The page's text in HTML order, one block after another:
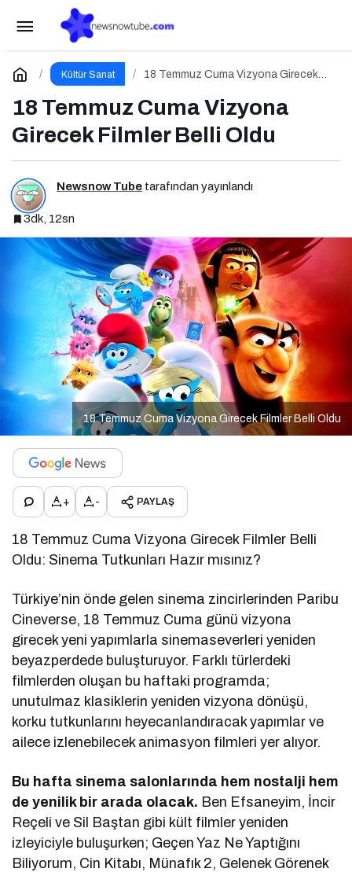
Kültür Sanat
18 Temmuz Cuma Vizyona Girecek
18 Temmuz Cuma Vizyona
Girecek Filmler Belli Oldu
Newsnow Tube tarafından yayınlandı
3dk, 12sn
18 Temmuz Cuma Vizyona Girecek Filmler Belli Oldu
+ - PAYLAŞ
18 Temmuz Cuma Vizyona Girecek Filmler Belli
Oldu: Sinema Tutkunları Hazır mısınız?
Türkiye’nin önde gelen sinema zincirlerinden Paribu
Cineverse, 18 Temmuz Cuma günü vizyona
girecek yeni yapımlarla sinemaseverleri yeniden
beyazperdede buluşturuyor. Farklı türlerdeki
filmlerden oluşan bu haftaki programda;
unutulmaz klasiklerin yeniden vizyona dönüşü,
korku tutkunlarını heyecanlandıracak yapımlar ve
ailece izlenebilecek animasyon filmleri yer alıyor.
Bu hafta sinema salonlarında hem nostalji hem
de yenilik bir arada olacak. Ben Efsaneyim, İncir
Reçeli ve Sil Baştan gibi kült filmler yeniden
izleyiciyle buluşurken; Geçen Yaz Ne Yaptığını
Biliyorum, Cin Kitabı, Münafık 2, Gelenek Görenek
Bu Hafta Vizyona Girecek Filmler Belli Oldu:
Sinema Keyfi Paribu Cineverse’te Başlıyor!
Yorum Yap